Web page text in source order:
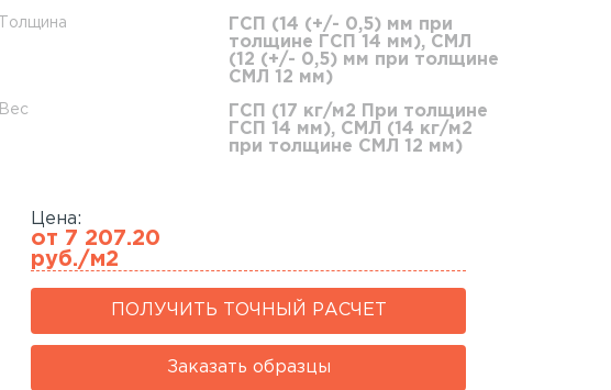
Толщина
ГСП (14 (+/- 0,5) мм при
толщине ГСП 14 мм), СМЛ
(12 (+/- 0,5) мм при толщине
СМЛ 12 мм)
Вес
ГСП (17 кг/м2 При толщине
ГСП 14 мм), СМЛ (14 кг/м2
при толщине СМЛ 12 мм)
Цена:
от 7 207.20
руб./м2
ПОЛУЧИТЬ ТОЧНЫЙ РАСЧЕТ
Заказать образцы